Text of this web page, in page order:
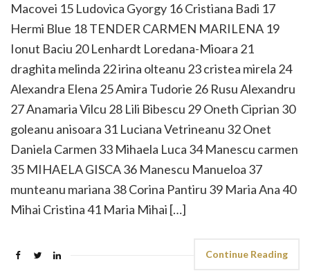
Macovei 15 Ludovica Gyorgy 16 Cristiana Badi 17
Hermi Blue 18 TENDER CARMEN MARILENA 19
Ionut Baciu 20 Lenhardt Loredana-Mioara 21
draghita melinda 22 irina olteanu 23 cristea mirela 24
Alexandra Elena 25 Amira Tudorie 26 Rusu Alexandru
27 Anamaria Vilcu 28 Lili Bibescu 29 Oneth Ciprian 30
goleanu anisoara 31 Luciana Vetrineanu 32 Onet
Daniela Carmen 33 Mihaela Luca 34 Manescu carmen
35 MIHAELA GISCA 36 Manescu Manueloa 37
munteanu mariana 38 Corina Pantiru 39 Maria Ana 40
Mihai Cristina 41 Maria Mihai […]
Continue Reading